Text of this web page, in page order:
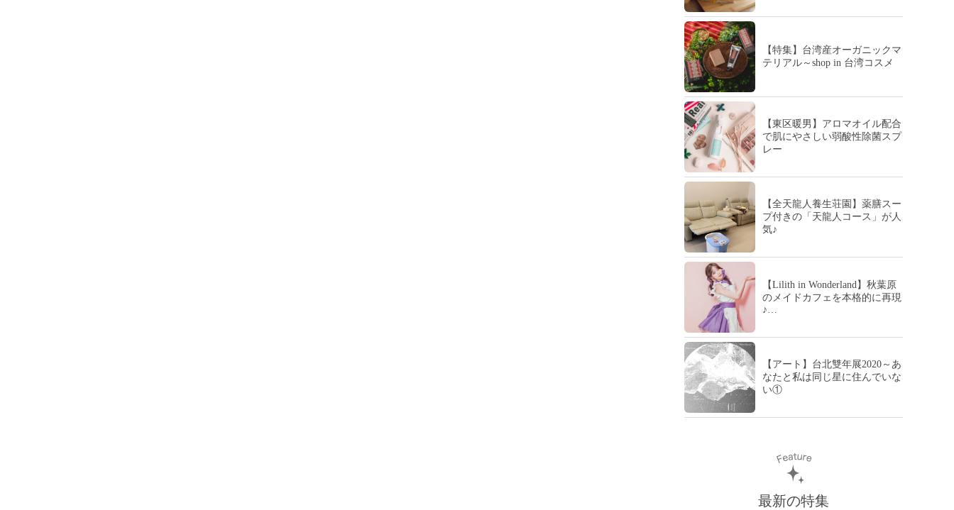
【特集】台湾産オーガニックマ
テリアル～shop in 台湾コスメ
【東区暖男】アロマオイル配合
で肌にやさしい弱酸性除菌スプ
レー
【全天龍人養生荘園】薬膳スー
プ付きの「天龍人コース」が人
気♪
【Lilith in Wonderland】秋葉原
のメイドカフェを本格的に再現
♪…
【アート】台北雙年展2020～あ
なたと私は同じ星に住んでいな
い①
最新の特集